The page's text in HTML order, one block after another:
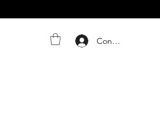
Connexion